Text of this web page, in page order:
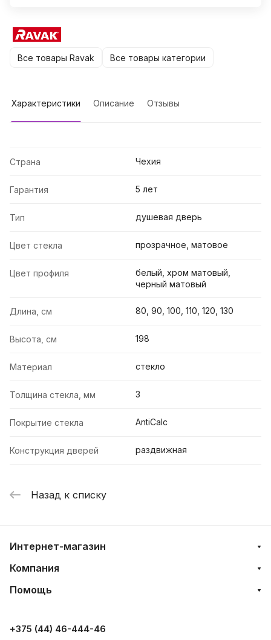
Все товары Ravak Все товары категории
Характеристики Описание Отзывы
Страна Чехия
Гарантия 5 лет
Тип душевая дверь
Цвет стекла прозрачное, матовое
Цвет профиля
белый, хром матовый,
черный матовый
Длина, см 80, 90, 100, 110, 120, 130
Высота, см 198
Материал стекло
Толщина стекла, мм 3
Покрытие стекла AntiCalc
Конструкция дверей раздвижная
Назад к списку
Интернет-магазин
Компания
Помощь
+375 (44) 46-444-46